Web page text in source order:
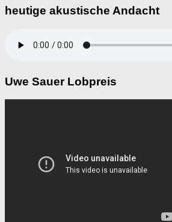
heutige akustische Andacht
Uwe Sauer Lobpreis